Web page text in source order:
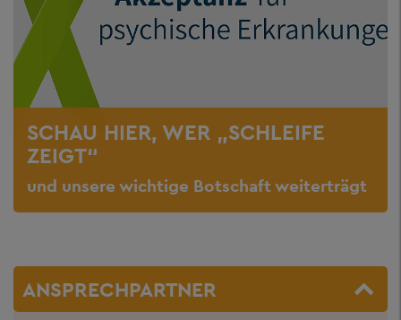
SCHAU HIER, WER „SCHLEIFE
ZEIGT“
und unsere wichtige Botschaft weiterträgt
ANSPRECHPARTNER